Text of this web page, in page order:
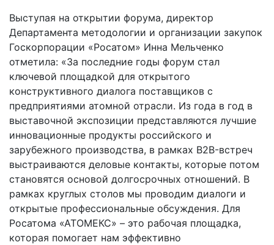
Выступая на открытии форума, директор
Департамента методологии и организации закупок
Госкорпорации «Росатом» Инна Мельченко
отметила: «За последние годы форум стал
ключевой площадкой для открытого
конструктивного диалога поставщиков с
предприятиями атомной отрасли. Из года в год в
выставочной экспозиции представляются лучшие
инновационные продукты российского и
зарубежного производства, в рамках B2B-встреч
выстраиваются деловые контакты, которые потом
становятся основой долгосрочных отношений. В
рамках круглых столов мы проводим диалоги и
открытые профессиональные обсуждения. Для
Росатома «АТОМЕКС» – это рабочая площадка,
которая помогает нам эффективно